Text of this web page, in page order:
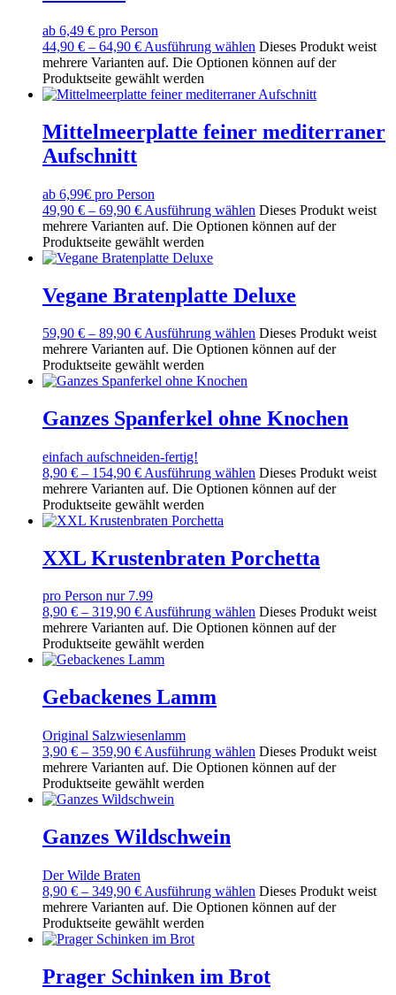
ab 6,49 € pro Person
44,90 € – 64,90 € Ausführung wählen Dieses Produkt weist
mehrere Varianten auf. Die Optionen können auf der
Produktseite gewählt werden
Mittelmeerplatte feiner mediterraner
Aufschnitt
ab 6,99€ pro Person
49,90 € – 69,90 € Ausführung wählen Dieses Produkt weist
mehrere Varianten auf. Die Optionen können auf der
Produktseite gewählt werden
Vegane Bratenplatte Deluxe
59,90 € – 89,90 € Ausführung wählen Dieses Produkt weist
mehrere Varianten auf. Die Optionen können auf der
Produktseite gewählt werden
Ganzes Spanferkel ohne Knochen
einfach aufschneiden-fertig!
8,90 € – 154,90 € Ausführung wählen Dieses Produkt weist
mehrere Varianten auf. Die Optionen können auf der
Produktseite gewählt werden
XXL Krustenbraten Porchetta
pro Person nur 7.99
8,90 € – 319,90 €Ausführung wählen Dieses Produkt weist
mehrere Varianten auf. Die Optionen können auf der
Produktseite gewählt werden
Gebackenes Lamm
Original Salzwiesenlamm
3,90 € – 359,90 € Ausführung wählen Dieses Produkt weist
mehrere Varianten auf. Die Optionen können auf der
Produktseite gewählt werden
Ganzes Wildschwein
Der Wilde Braten
8,90 € – 349,90 € Ausführung wählen Dieses Produkt weist
mehrere Varianten auf. Die Optionen können auf der
Produktseite gewählt werden
Prager Schinken im Brot